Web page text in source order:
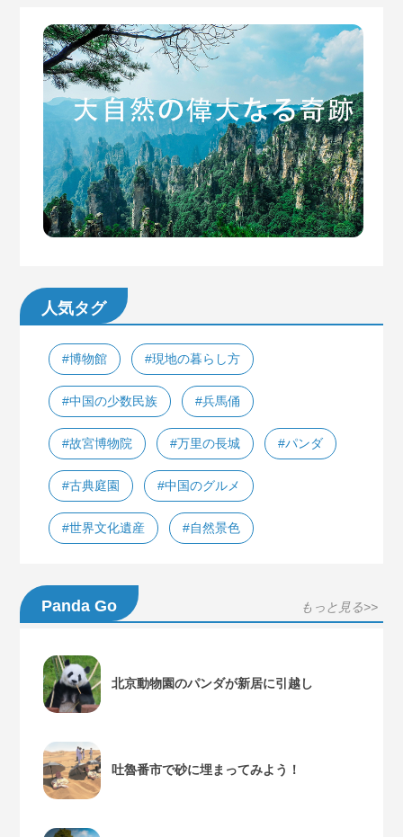
人気タグ
#博物館 #現地の暮らし方
#中国の少数民族 #兵馬俑
#故宮博物院 #万里の長城 #パンダ
#古典庭園 #中国のグルメ
#世界文化遺産 #自然景色
Panda Go もっと見る>>
北京動物園のパンダが新居に引越し
吐魯番市で砂に埋まってみよう！